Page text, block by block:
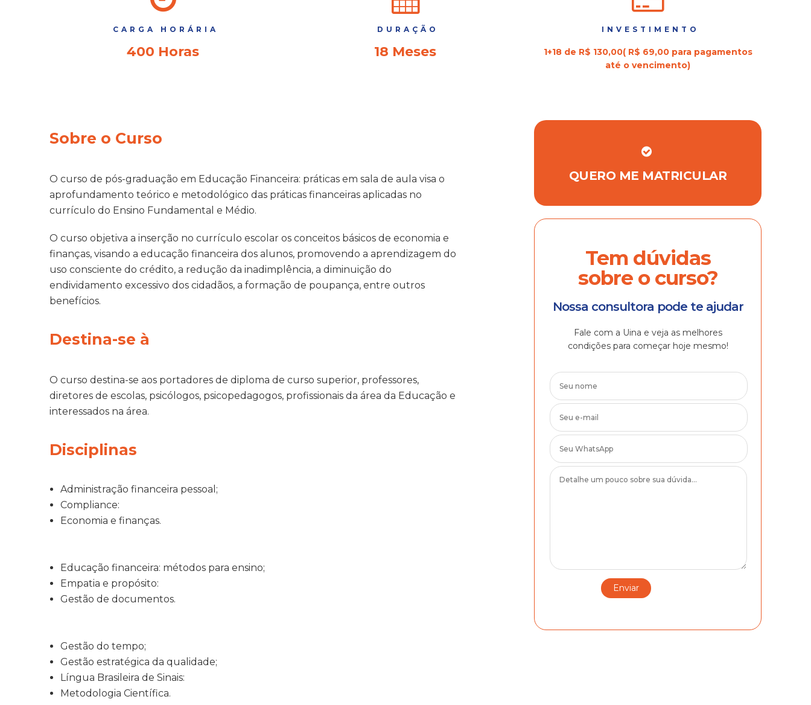
CARGA HORÁRIA
400 Horas
DURAÇÃO
18 Meses
INVESTIMENTO
1+18 de R$ 130,00( R$ 69,00 para pagamentos
até o vencimento)
Sobre o Curso
O curso de pós-graduação em Educação Financeira: práticas em sala de aula visa o
aprofundamento teórico e metodológico das práticas financeiras aplicadas no
currículo do Ensino Fundamental e Médio.
O curso objetiva a inserção no currículo escolar os conceitos básicos de economia e
finanças, visando a educação financeira dos alunos, promovendo a aprendizagem do
uso consciente do crédito, a redução da inadimplência, a diminuição do
endividamento excessivo dos cidadãos, a formação de poupança, entre outros
benefícios.
Destina-se à
O curso destina-se aos portadores de diploma de curso superior, professores,
diretores de escolas, psicólogos, psicopedagogos, profissionais da área da Educação e
interessados na área.
Disciplinas
Administração financeira pessoal;
Compliance:
Economia e finanças.
Educação financeira: métodos para ensino;
Empatia e propósito:
Gestão de documentos.
Gestão do tempo;
Gestão estratégica da qualidade;
Língua Brasileira de Sinais:
Metodologia Científica.
QUERO ME MATRICULAR
Tem dúvidas
sobre o curso?
Nossa consultora pode te ajudar
Fale com a Uina e veja as melhores
condições para começar hoje mesmo!